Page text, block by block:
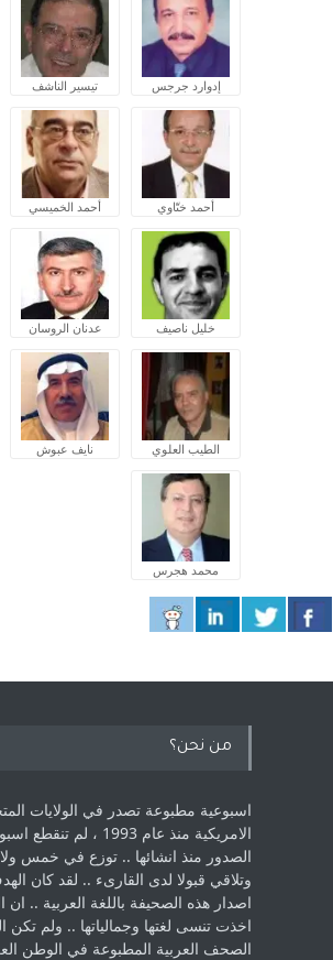
إدوارد جرجس تيسير الناشف
أحمد ختّاوي أحمد الخميسي
خليل ناصيف عدنان الروسان
الطيب العلوي نايف عبوش
محمد هجرس
من نحن؟
اسبوعية مطبوعة تصدر في الولايات
الامريكية منذ عام 1993 ،
الصدور منذ انشائها .. توزع في خمس
‏وتلاقي قبولا لدى القارىء ..‏ لقد كان
اصدار هذه الصحيفة باللغة العربية .. ان
اخذت ‏تنسى لغتها وجمالياتها .. ولم تكن
الصحف العربية المطبوعة في الوطن